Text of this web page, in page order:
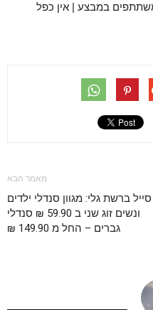
המשתתפים במבצע | אין כפל
מאמר הבא
סייל ברשת גלי: מגוון סנדלי ילדים
ונשים זוג שני ב 59.90 ₪ סנדלי
גברים – החל מ 149.90 ₪